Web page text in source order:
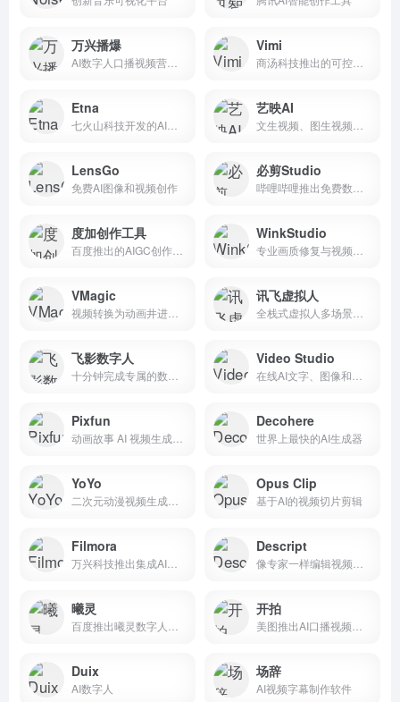
万兴播爆
AI数字人口播视频营销工具
Vimi
商汤科技推出的可控人物视频生成AIGC产品
Etna
七火山科技开发的AI文生视频工具
艺映AI
文生视频、图生视频、视频转漫
LensGo
免费AI图像和视频创作
必剪Studio
哔哩哔哩推出免费数字分身定制工具
度加创作工具
百度推出的AIGC创作平台
WinkStudio
专业画质修复与视频人像精修工具
VMagic
视频转换为动画井进行AI换脸
讯飞虚拟人
全栈式虚拟人多场景应用服务
飞影数字人
十分钟完成专属的数字人制作
Video Studio
在线AI文字、图像和角色设计转视频生成工具
Pixfun
动画故事 AI 视频生成平台
Decohere
世界上最快的AI生成器
YoYo
二次元动漫视频生成创作平台
Opus Clip
基于AI的视频切片剪辑
Filmora
万兴科技推出集成AI视频编辑软件
Descript
像专家一样编辑视频和播客
曦灵
百度推出曦灵数字人的新世界
开拍
美图推出AI口播视频制作工具
Duix
AI数字人
场辞
AI视频字幕制作软件